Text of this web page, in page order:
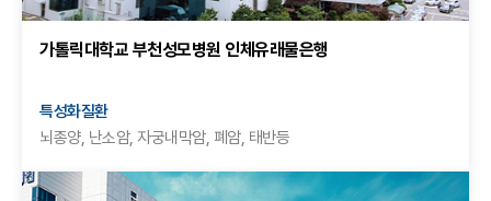
가톨릭대학교 부천성모병원 인체유래물은행
특성화질환
뇌종양, 난소암, 자궁내막암, 폐암, 태반등